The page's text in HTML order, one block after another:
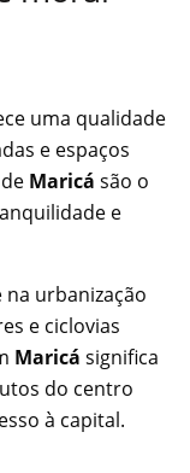
uma qualidade
e espaços
Maricá são o
e
urbanização
e ciclovias
Maricá significa
do centro
à capital.